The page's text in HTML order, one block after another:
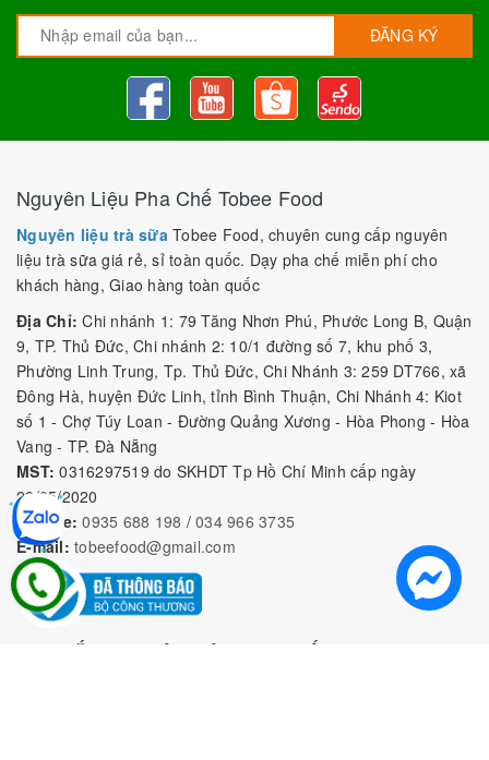
ĐĂNG KÝ
Nguyên Liệu Pha Chế Tobee Food
Nguyên liệu trà sữa Tobee Food, chuyên cung cấp nguyên
liệu trà sữa giá rẻ, sỉ toàn quốc. Dạy pha chế miễn phí cho
khách hàng, Giao hàng toàn quốc
Địa Chỉ: Chi nhánh 1: 79 Tăng Nhơn Phú, Phước Long B, Quận
9, TP. Thủ Đức, Chi nhánh 2: 10/1 đường số 7, khu phố 3,
Phường Linh Trung, Tp. Thủ Đức, Chi Nhánh 3: 259 DT766, xã
Đông Hà, huyện Đức Linh, tỉnh Bình Thuận, Chi Nhánh 4: Kiot
số 1 - Chợ Túy Loan - Đường Quảng Xương - Hòa Phong - Hòa
Vang - TP. Đà Nẵng
MST: 0316297519 do SKHDT Tp Hồ Chí Minh cấp ngày
28/05/2020
Hotline: 0935 688 198 / 034 966 3735
E-mail: tobeefood@gmail.com
MUA SẮM NGUYÊN LIỆU PHA CHẾ